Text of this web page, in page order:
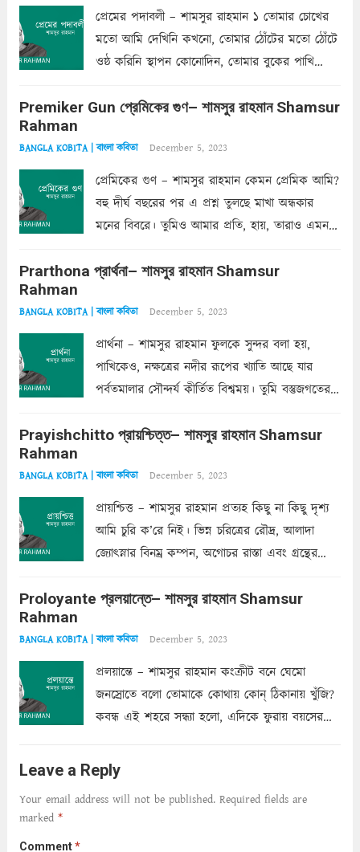
প্রেমের পদাবলী – শামসুর রাহমান ১ তোমার চোখের
মতো আমি দেখিনি কখনো, তোমার ঠোঁটের মতো ঠোঁটে
ওষ্ঠ করিনি স্থাপন কোনোদিন, তোমার বুকের পাখি
কোথাও কি এরকম ছায়া দেয় ক্লান্তির প্রহরে? মুছে
Premiker Gun প্রেমিকের গুণ– শামসুর রাহমান Shamsur
Rahman
BANGLA KOBITA | বাংলা কবিতা December 5, 2023
প্রেমিকের গুণ – শামসুর রাহমান কেমন প্রেমিক আমি?
বহু দীর্ঘ বছরের পর এ প্রশ্ন তুলছে মাখা অন্ধকার
মনের বিবরে। তুমিও আমার প্রতি, হায়, তারাও এমন
একান্ত জরুরি- নইলে একটি দেয়াল নিমেষেই ভীষণ
Prarthona প্রার্থনা– শামসুর রাহমান Shamsur
Rahman
BANGLA KOBITA | বাংলা কবিতা December 5, 2023
প্রার্থনা – শামসুর রাহমান ফুলকে সুন্দর বলা হয়,
পাখিকেও, নক্ষত্রের নদীর রূপের খ্যাতি আছে যার
পর্বতমালার সৌন্দর্য কীর্তিত বিশ্বময়। তুমি বস্তুজগতের
তার সুষমায় পার্থক্য অনেক। তোমাকে সুন্দরী বলা চলে,
Prayishchitto প্রায়শ্চিত্ত– শামসুর রাহমান Shamsur
Rahman
BANGLA KOBITA | বাংলা কবিতা December 5, 2023
প্রায়শ্চিত্ত – শামসুর রাহমান প্রত্যহ কিছু না কিছু দৃশ্য
আমি চুরি ক’রে নিই। ভিন্ন চরিত্রের রৌদ্র, আলাদা
জ্যোৎস্নার বিনম্র কম্পন, অগোচর রাস্তা এবং গ্রন্থের
ছায়াচ্ছন্ন মোহন মিথুন মূর্তি, লোপামুদ্রা ভীষণ বিব্রত
Proloyante প্রলয়ান্তে– শামসুর রাহমান Shamsur
Rahman
BANGLA KOBITA | বাংলা কবিতা December 5, 2023
প্রলয়ান্তে – শামসুর রাহমান কংক্রীট বনে ঘেমো
জনস্রোতে বলো তোমাকে কোথায় কোন্‌ ঠিকানায় খুঁজি?
কবন্ধ এই শহরে সন্ধ্যা হলো, এদিকে ফুরায় বয়সের
আমার শরীরে সখ্য গড়ে, তোমার গহন ঊর্মিল যৌবন
আনে আশ্বন...
Leave a Reply
Your email address will not be published. Required fields are
marked *
Comment*